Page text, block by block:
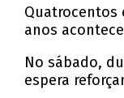
Quatrocentos
anos
No sábado,
espera